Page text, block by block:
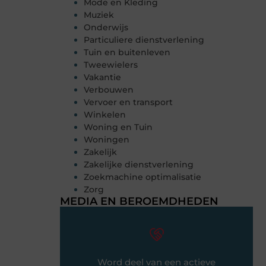
Mode en Kleding
Muziek
Onderwijs
Particuliere dienstverlening
Tuin en buitenleven
Tweewielers
Vakantie
Verbouwen
Vervoer en transport
Winkelen
Woning en Tuin
Woningen
Zakelijk
Zakelijke dienstverlening
Zoekmachine optimalisatie
Zorg
MEDIA EN BEROEMDHEDEN
Word deel van een actieve